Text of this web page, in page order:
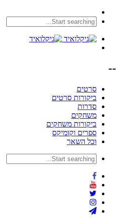
--
סרטים
ביקורות סרטים
סדרות
משחקים
ביקורות משחקים
ספרים וקומיקס
וכל השאר